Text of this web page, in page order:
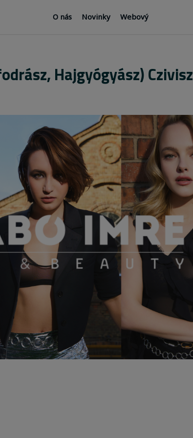
O nás Novinky Webový
Hajgyógyász) Czivisz